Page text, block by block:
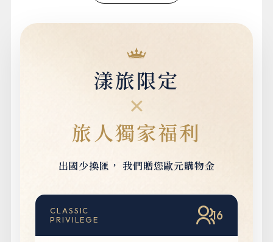
漾旅限定
✕
旅人獨家福利
出國少換匯， 我們贈您歐元購物金
CLASSIC
PRIVILEGE
16